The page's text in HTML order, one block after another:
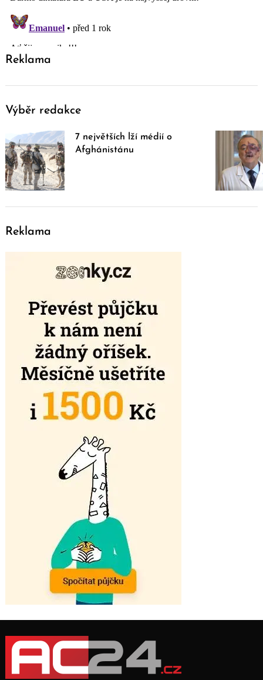
Reklama
Výběr redakce
7 největších lží médií o
Afghánistánu
Reklama